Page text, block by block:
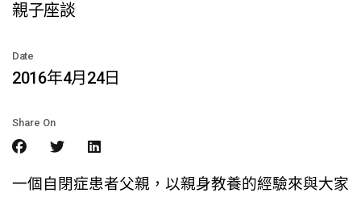
親子座談
Date
2016年4月24日
Share On
一個自閉症患者父親，以親身教養的經驗來與大家